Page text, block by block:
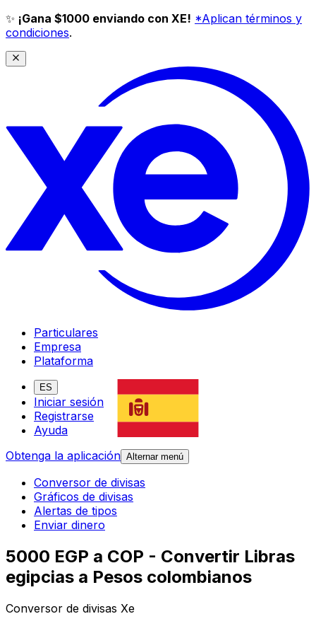
✨ ¡Gana $1000 enviando con XE! *Aplican términos y
condiciones.
Particulares
Empresa
Plataforma
ES
Iniciar sesión
Registrarse
Ayuda
Obtenga la aplicación Alternar menú
Conversor de divisas
Gráficos de divisas
Alertas de tipos
Enviar dinero
5000 EGP a COP - Convertir Libras
egipcias a Pesos colombianos
Conversor de divisas Xe